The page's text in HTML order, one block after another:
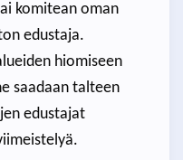
komitean oman
edustaja.
hiomiseen
saadaan talteen
edustajat